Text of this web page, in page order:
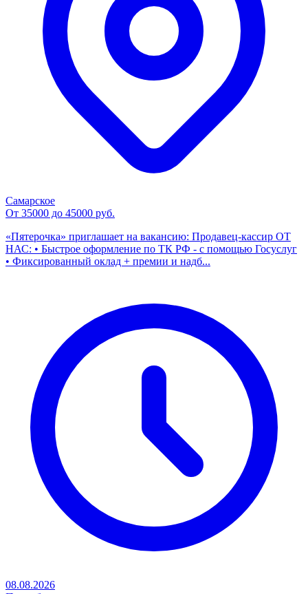
Самарское
От 35000 до 45000 руб.
«Пятерочка» приглашает на вакансию: Продавец-кассир ОТ
НАС: • Быстрое оформление по ТК РФ - с помощью Госуслуг
• Фиксированный оклад + премии и надб...
08.08.2026